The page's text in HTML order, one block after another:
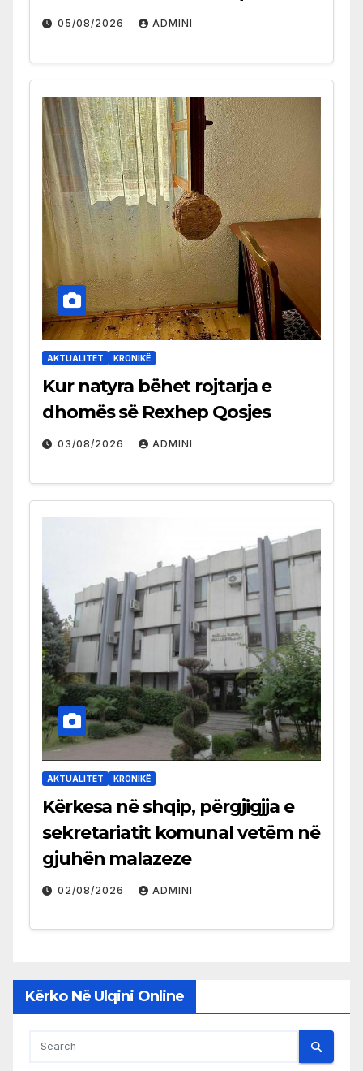
05/08/2026 ADMINI
AKTUALITET KRONIKË
Kur natyra bëhet rojtarja e
dhomës së Rexhep Qosjes
03/08/2026 ADMINI
AKTUALITET KRONIKË
Kërkesa në shqip, përgjigjja e
sekretariatit komunal vetëm në
gjuhën malazeze
02/08/2026 ADMINI
Kërko Në Ulqini Online